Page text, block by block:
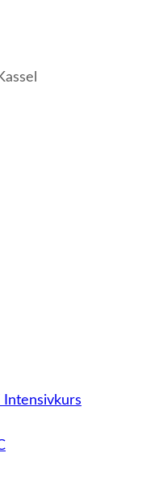
Intensivkurs